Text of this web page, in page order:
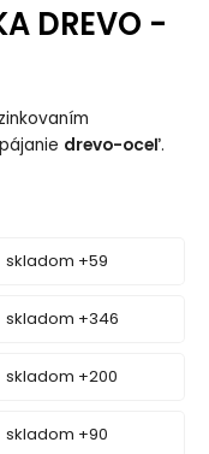
DREVO -
drevo-oceľ.
skladom +59
skladom +346
skladom +200
skladom +90